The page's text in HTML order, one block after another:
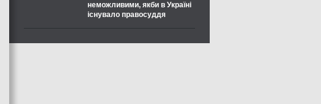
неможливими, якби в Україні
існувало правосуддя